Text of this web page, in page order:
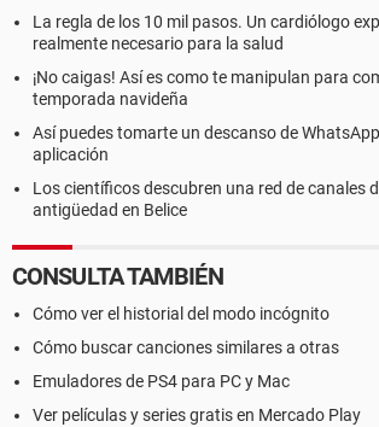
La regla de los 10 mil pasos. Un cardiólogo
realmente necesario para la salud
¡No caigas! Así es como te manipulan para
temporada navideña
Así puedes tomarte un descanso de
aplicación
Los científicos descubren una red de canales
antigüedad en Belice
CONSULTA TAMBIÉN
Cómo ver el historial del modo incógnito
Cómo buscar canciones similares a otras
Emuladores de PS4 para PC y Mac
Ver películas y series gratis en Mercado Play